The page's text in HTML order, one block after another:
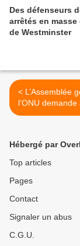
Des défenseurs
arrêtés en
de Westminster
< L’Assemblée générale de
l’ONU demande
libérer le
Hébergé par
Top articles
Pages
Contact
Signaler un abus
C.G.U.